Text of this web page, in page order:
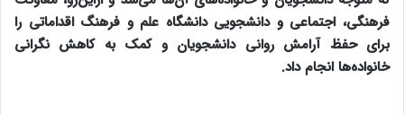
فرهنگی، اجتماعی و دانشجویی دانشگاه علم و فرهنگ اقداماتی را
برای حفظ آرامش روانی دانشجویان و کمک به کاهش نگرانی
خانواده‌ها انجام داد.